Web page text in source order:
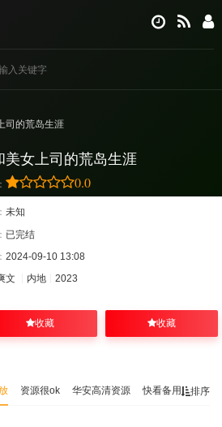
司的荒岛生涯
美女上司的荒岛生涯
0.0
未知
已完结
2024-09-10 13:08
文
内地 2023
收藏 收藏
排序
资源很ok 华安高清资源 快看备用资源